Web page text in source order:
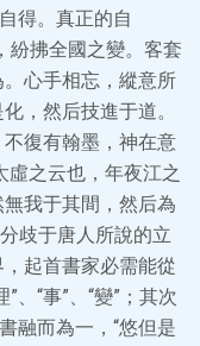
得。真正的自
紛拂全國之變。客套
心手相忘，縱意所
，然后技進于道。
復有翰墨，神在意
之云也，年夜江之
我于其間，然后為
歧于唐人所說的立
起首書家必需能從
、“事”、“變”；其次
融而為一，“悠但是